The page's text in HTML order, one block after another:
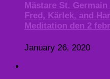
Mästare St.
Fred, Kärlek, and
Meditation den 2
January 26, 2020